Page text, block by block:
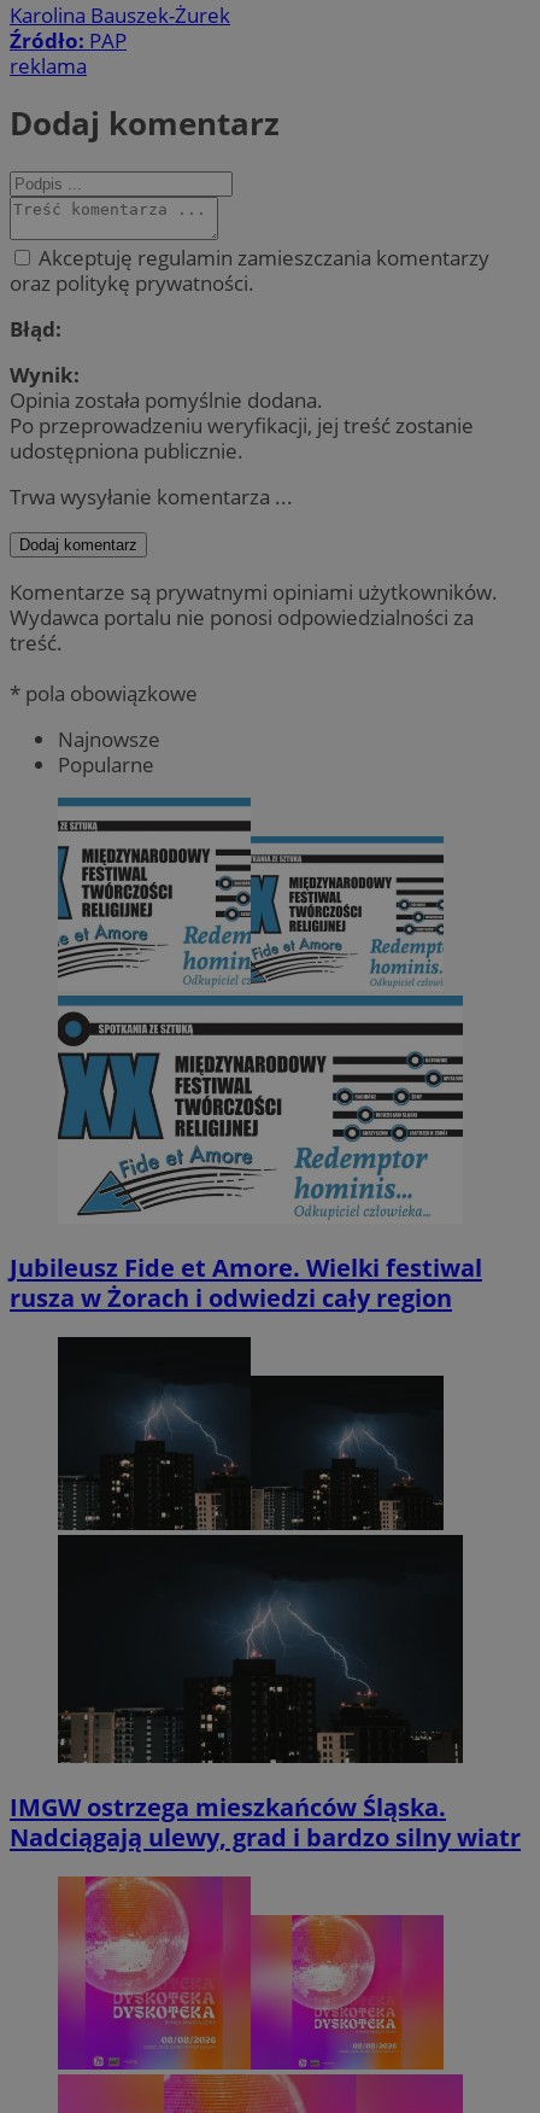
Karolina Bauszek-Żurek
Źródło: PAP
reklama
Dodaj komentarz
Akceptuję regulamin zamieszczania komentarzy
oraz politykę prywatności.
Błąd:
Wynik:
Opinia została pomyślnie dodana.
Po przeprowadzeniu weryfikacji, jej treść zostanie
udostępniona publicznie.
Trwa wysyłanie komentarza ...
Dodaj komentarz
Komentarze są prywatnymi opiniami użytkowników.
Wydawca portalu nie ponosi odpowiedzialności za
treść.
* pola obowiązkowe
Najnowsze
Popularne
Jubileusz Fide et Amore. Wielki festiwal
rusza w Żorach i odwiedzi cały region
IMGW ostrzega mieszkańców Śląska.
Nadciągają ulewy, grad i bardzo silny wiatr